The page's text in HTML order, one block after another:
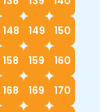
148 149 150
158 159 160
168 169 170